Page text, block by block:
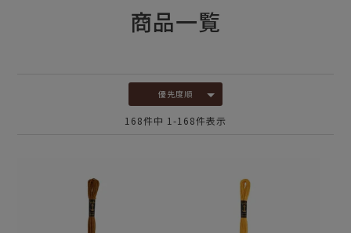
商品一覧
優先度順
168件中 1 -168件表示